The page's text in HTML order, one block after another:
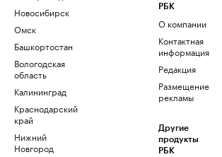
Новосибирск
Омск
Башкортостан
Вологодская
область
Калининград
Краснодарский
край
Нижний
Новгород
РБК
О компании
Контактная
информация
Редакция
Размещение
рекламы
Другие
продукты
РБК